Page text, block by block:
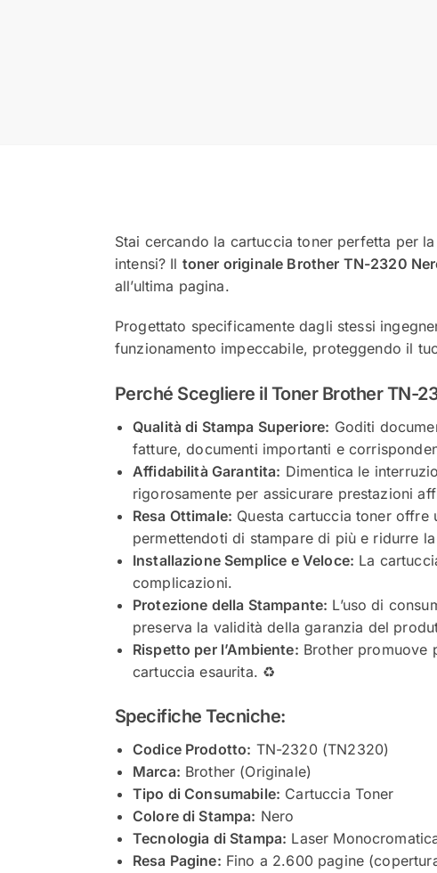
Stai cercando la cartuccia toner perfetta per
intensi? Il toner originale Brother TN-2320
all’ultima pagina.
Progettato specificamente dagli stessi
funzionamento impeccabile, proteggendo il
Perché Scegliere il Toner Brother TN-
Qualità di Stampa Superiore: Goditi
fatture, documenti importanti e
Affidabilità Garantita: Dimentica le
rigorosamente per assicurare prestazioni
Resa Ottimale: Questa cartuccia toner offre
permettendoti di stampare di più e ridurre
Installazione Semplice e Veloce: La
complicazioni.
Protezione della Stampante: L’uso di
preserva la validità della garanzia del
Rispetto per l’Ambiente: Brother promuove
cartuccia esaurita. ♻️
Specifiche Tecniche:
Codice Prodotto: TN-2320 (TN2320)
Marca: Brother (Originale)
Tipo di Consumabile: Cartuccia Toner
Colore di Stampa: Nero
Tecnologia di Stampa: Laser
Resa Pagine: Fino a 2.600 pagine